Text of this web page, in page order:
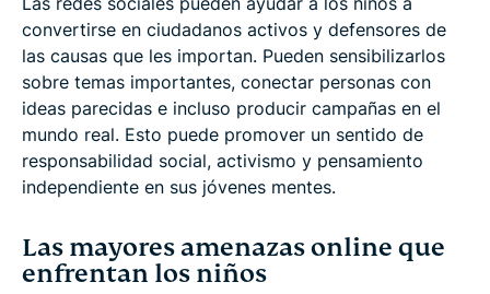
convertirse en ciudadanos activos y defensores de
las causas que les importan. Pueden sensibilizarlos
sobre temas importantes, conectar personas con
ideas parecidas e incluso producir campañas en el
mundo real. Esto puede promover un sentido de
responsabilidad social, activismo y pensamiento
independiente en sus jóvenes mentes.
Las mayores amenazas online que
enfrentan los niños